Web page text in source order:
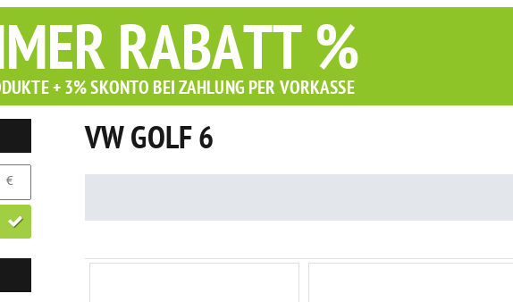
RABATT %
+ 3% SKONTO BEI ZAHLUNG PER VORKASSE
€
VW GOLF 6